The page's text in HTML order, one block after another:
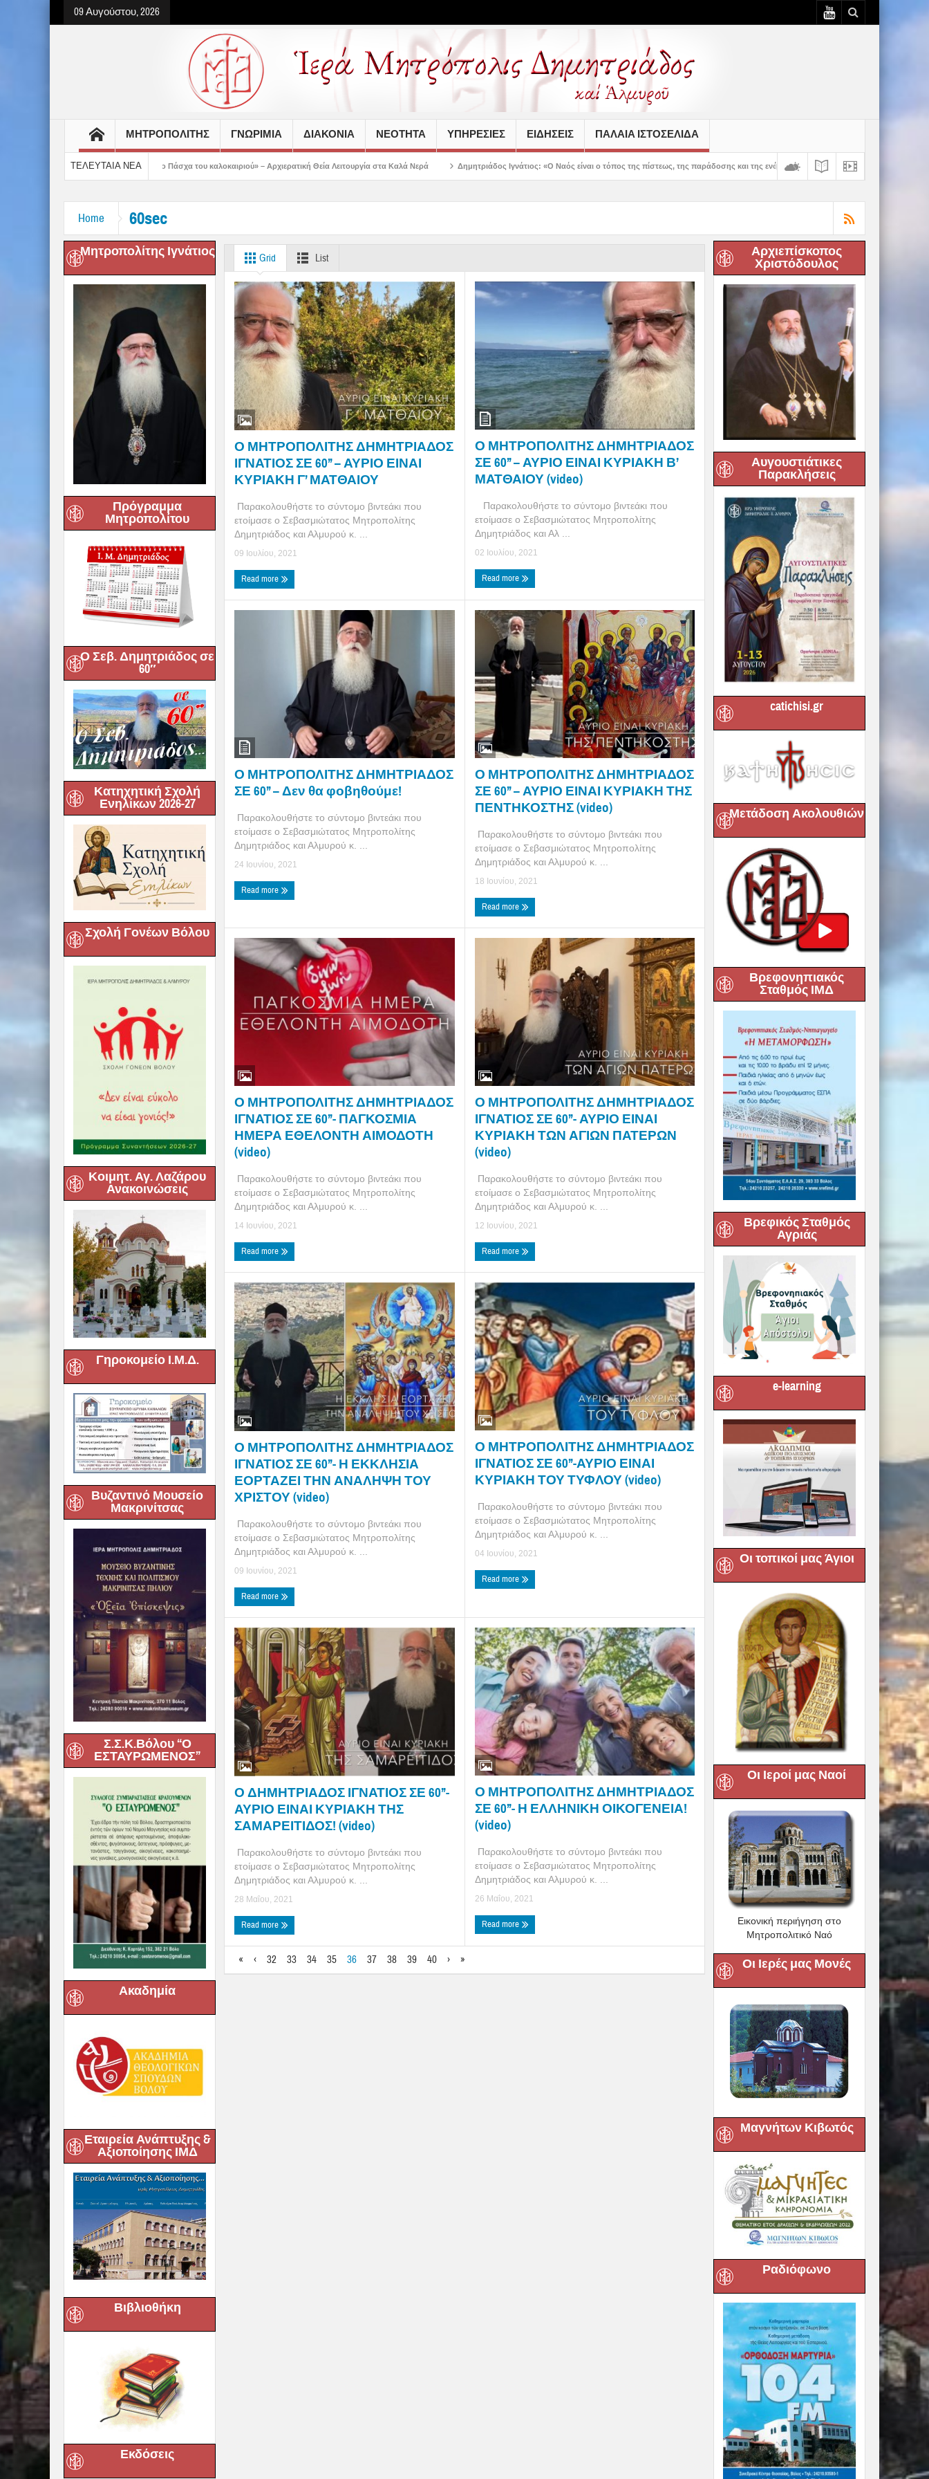
09 Αυγούστου, 2026
ΜΗΤΡΟΠΟΛΙΤΗΣ ΓΝΩΡΙΜΙΑ ΔΙΑΚΟΝΙΑ ΝΕΟΤΗΤΑ ΥΠΗΡΕΣΙΕΣ ΕΙΔΗΣΕΙΣ ΠΑΛΑΙΆ ΙΣΤΟΣΕΛΊΔΑ
ΤΕΛΕΥΤΑΙΑ ΝΕΑ
στο Πάσχα του καλοκαιριού» – Αρχιερατική Θεία Λειτουργία στα Καλά Νερά Δημητριάδος Ιγνάτιος: «Ο Ναός είναι ο τόπος της πίστεως, της παράδοσης και της ενότητας» – 100 χρόνια ζωής και προσφοράς του Ιερού Ναού
Home 60sec
Μητροπολίτης Ιγνάτιος
Πρόγραμμα
Μητροπολίτου
Ο Σεβ. Δημητριάδος σε
60″
Κατηχητική Σχολή
Ενηλίκων 2026-27
Σχολή Γονέων Βόλου
Κοιμητ. Αγ. Λαζάρου
Ανακοινώσεις
Γηροκομείο Ι.Μ.Δ.
Βυζαντινό Μουσείο
Μακρινίτσας
Σ.Σ.Κ.Βόλου “Ο
ΕΣΤΑΥΡΩΜΕΝΟΣ”
Ακαδημία
Εταιρεία Ανάπτυξης &
Αξιοποίησης ΙΜΔ
Βιβλιοθήκη
Εκδόσεις
Grid List
Ο ΜΗΤΡΟΠΟΛΙΤΗΣ ΔΗΜΗΤΡΙΑΔΟΣ
ΙΓΝΑΤΙΟΣ ΣΕ 60’’ – ΑΥΡΙΟ ΕΙΝΑΙ
ΚΥΡΙΑΚΗ Γ’ ΜΑΤΘΑΙΟΥ
Παρακολουθήστε το σύντομο βιντεάκι που
ετοίμασε ο Σεβασμιώτατος Μητροπολίτης
Δημητριάδος και Αλμυρού κ. ...
09 Ιουλίου, 2021
Read more
Ο ΜΗΤΡΟΠΟΛΙΤΗΣ ΔΗΜΗΤΡΙΑΔΟΣ
ΣΕ 60’’ – ΑΥΡΙΟ ΕΙΝΑΙ ΚΥΡΙΑΚΗ Β’
ΜΑΤΘΑΙΟΥ (video)
Παρακολουθήστε το σύντομο βιντεάκι που
ετοίμασε ο Σεβασμιώτατος Μητροπολίτης
Δημητριάδος και Αλ ...
02 Ιουλίου, 2021
Read more
Ο ΜΗΤΡΟΠΟΛΙΤΗΣ ΔΗΜΗΤΡΙΑΔΟΣ
ΣΕ 60’’ – Δεν θα φοβηθούμε!
Παρακολουθήστε το σύντομο βιντεάκι που
ετοίμασε ο Σεβασμιώτατος Μητροπολίτης
Δημητριάδος και Αλμυρού κ. ...
24 Ιουνίου, 2021
Read more
Ο ΜΗΤΡΟΠΟΛΙΤΗΣ ΔΗΜΗΤΡΙΑΔΟΣ
ΣΕ 60’’ – ΑΥΡΙΟ ΕΙΝΑΙ ΚΥΡΙΑΚΗ ΤΗΣ
ΠΕΝΤΗΚΟΣΤΗΣ (video)
Παρακολουθήστε το σύντομο βιντεάκι που
ετοίμασε ο Σεβασμιώτατος Μητροπολίτης
Δημητριάδος και Αλμυρού κ. ...
18 Ιουνίου, 2021
Read more
Ο ΜΗΤΡΟΠΟΛΙΤΗΣ ΔΗΜΗΤΡΙΑΔΟΣ
ΙΓΝΑΤΙΟΣ ΣΕ 60’’- ΠΑΓΚΟΣΜΙΑ
ΗΜΕΡΑ ΕΘΕΛΟΝΤΗ ΑΙΜΟΔΟΤΗ
(video)
Παρακολουθήστε το σύντομο βιντεάκι που
ετοίμασε ο Σεβασμιώτατος Μητροπολίτης
Δημητριάδος και Αλμυρού κ. ...
14 Ιουνίου, 2021
Read more
Ο ΜΗΤΡΟΠΟΛΙΤΗΣ ΔΗΜΗΤΡΙΑΔΟΣ
ΙΓΝΑΤΙΟΣ ΣΕ 60’’- ΑΥΡΙΟ ΕΙΝΑΙ
ΚΥΡΙΑΚΗ ΤΩΝ ΑΓΙΩΝ ΠΑΤΕΡΩΝ
(video)
Παρακολουθήστε το σύντομο βιντεάκι που
ετοίμασε ο Σεβασμιώτατος Μητροπολίτης
Δημητριάδος και Αλμυρού κ. ...
12 Ιουνίου, 2021
Read more
Ο ΜΗΤΡΟΠΟΛΙΤΗΣ ΔΗΜΗΤΡΙΑΔΟΣ
ΙΓΝΑΤΙΟΣ ΣΕ 60’’- Η ΕΚΚΛΗΣΙΑ
ΕΟΡΤΑΖΕΙ ΤΗΝ ΑΝΑΛΗΨΗ ΤΟΥ
ΧΡΙΣΤΟΥ (video)
Παρακολουθήστε το σύντομο βιντεάκι που
ετοίμασε ο Σεβασμιώτατος Μητροπολίτης
Δημητριάδος και Αλμυρού κ. ...
09 Ιουνίου, 2021
Read more
Ο ΜΗΤΡΟΠΟΛΙΤΗΣ ΔΗΜΗΤΡΙΑΔΟΣ
ΙΓΝΑΤΙΟΣ ΣΕ 60’’-ΑΥΡΙΟ ΕΙΝΑΙ
ΚΥΡΙΑΚΗ ΤΟΥ ΤΥΦΛΟΥ (video)
Παρακολουθήστε το σύντομο βιντεάκι που
ετοίμασε ο Σεβασμιώτατος Μητροπολίτης
Δημητριάδος και Αλμυρού κ. ...
04 Ιουνίου, 2021
Read more
Ο ΔΗΜΗΤΡΙΑΔΟΣ ΙΓΝΑΤΙΟΣ ΣΕ 60’’-
ΑΥΡΙΟ ΕΙΝΑΙ ΚΥΡΙΑΚΗ ΤΗΣ
ΣΑΜΑΡΕΙΤΙΔΟΣ! (video)
Παρακολουθήστε το σύντομο βιντεάκι που
ετοίμασε ο Σεβασμιώτατος Μητροπολίτης
Δημητριάδος και Αλμυρού κ. ...
28 Μαΐου, 2021
Read more
Ο ΜΗΤΡΟΠΟΛΙΤΗΣ ΔΗΜΗΤΡΙΑΔΟΣ
ΣΕ 60’’- Η ΕΛΛΗΝΙΚΗ ΟΙΚΟΓΕΝΕΙΑ!
(video)
Παρακολουθήστε το σύντομο βιντεάκι που
ετοίμασε ο Σεβασμιώτατος Μητροπολίτης
Δημητριάδος και Αλμυρού κ. ...
26 Μαΐου, 2021
Read more
« ‹ 32 33 34 35 36 37 38 39 40 › »
Αρχιεπίσκοπος
Χριστόδουλος
Αυγουστιάτικες
Παρακλήσεις
catichisi.gr
Μετάδοση Ακολουθιών
Βρεφονηπιακός
Σταθμός ΙΜΔ
Βρεφικός Σταθμός
Αγριάς
e-learning
Οι τοπικοί μας Άγιοι
Οι Ιεροί μας Ναοί
Εικονική περιήγηση στο
Μητροπολιτικό Ναό
Οι Ιερές μας Μονές
Μαγνήτων Κιβωτός
Ραδιόφωνο